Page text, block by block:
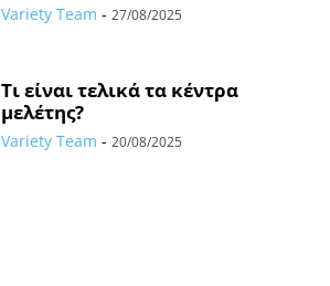
Variety Team - 27/08/2025
Τι είναι τελικά τα κέντρα
μελέτης?
Variety Team - 20/08/2025